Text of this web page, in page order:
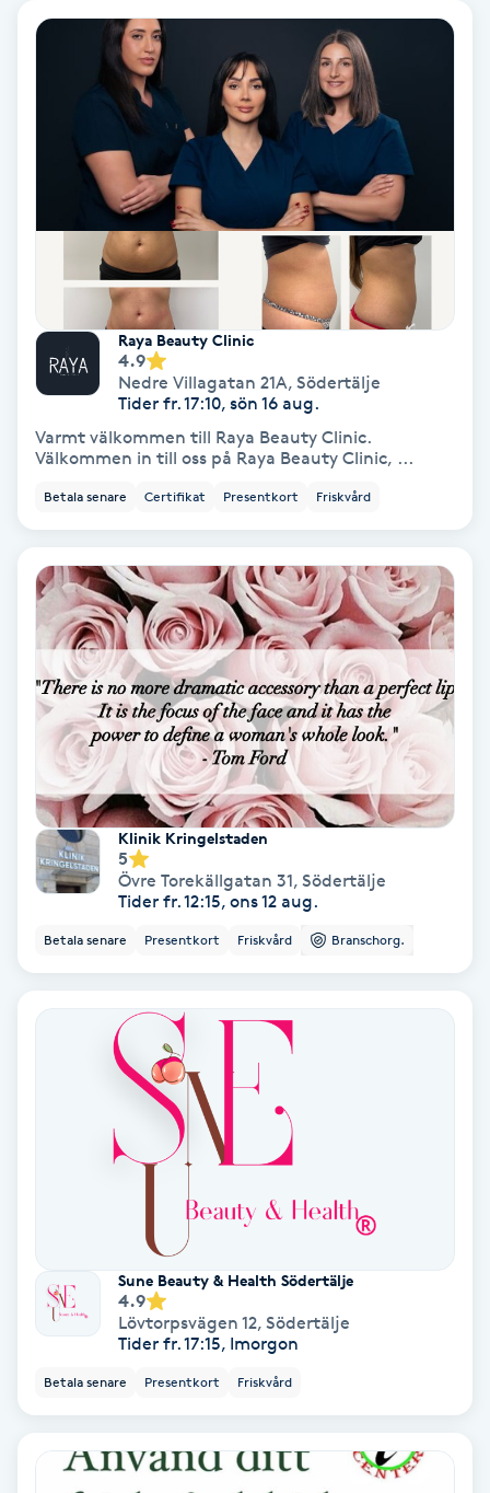
Herrklippning
Hollywood Peel
Hot Stone Massage
Hot yoga
Hyaluronsyra
Hyperhidros
Hypnos
Hårborttagning
Hårbottenbehandling
Hårförlängning
Hårvård
IPL hårborttagning
Japansk massage
Raya Beauty Clinic
4.9
Nedre Villagatan 21A, Södertälje
Tider fr. 17:10, sön 16 aug.
Varmt välkommen till Raya Beauty Clinic.
Välkommen in till oss på Raya Beauty Clinic, ...
Betala senare Certifikat Presentkort Friskvård
Klinik Kringelstaden
5
Övre Torekällgatan 31, Södertälje
Tider fr. 12:15, ons 12 aug.
Betala senare Presentkort Friskvård Branschorg.
Sune Beauty & Health Södertälje
4.9
Lövtorpsvägen 12, Södertälje
Tider fr. 17:15, Imorgon
Betala senare Presentkort Friskvård